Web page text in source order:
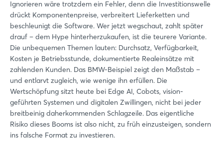
Ignorieren wäre trotzdem ein Fehler, denn die Investitionswelle
drückt Komponentenpreise, verbreitert Lieferketten und
beschleunigt die Software. Wer jetzt wegschaut, zahlt später
drauf – dem Hype hinterherzukaufen, ist die teurere Variante.
Die unbequemen Themen lauten: Durchsatz, Verfügbarkeit,
Kosten je Betriebsstunde, dokumentierte Realeinsätze mit
zahlenden Kunden. Das BMW-Beispiel zeigt den Maßstab –
und entlarvt zugleich, wie wenige ihn erfüllen. Die
Wertschöpfung sitzt heute bei Edge AI, Cobots, vision-
geführten Systemen und digitalen Zwillingen, nicht bei jeder
breitbeinig daherkommenden Schlagzeile. Das eigentliche
Risiko dieses Booms ist also nicht, zu früh einzusteigen, sondern
ins falsche Format zu investieren.
Login
Einloggen